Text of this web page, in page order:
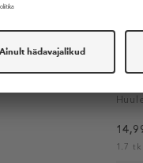
1.7 tk